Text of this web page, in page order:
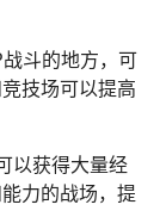
斗的地方，可
技场可以提高
以获得大量经
力的战场，提